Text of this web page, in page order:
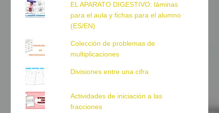
EL APARATO DIGESTIVO: láminas
para el aula y fichas para el alumno
(ES/EN)
Colección de problemas de
multiplicaciones
Divisiones entre una cifra
Actividades de iniciación a las
fracciones